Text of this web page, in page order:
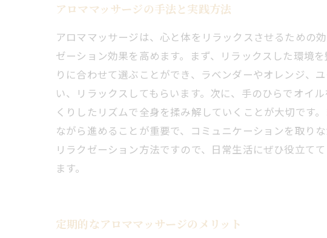
アロママッサージの手法と実践方法
アロママッサージは、心と体をリラックスさせるための
ゼーション効果を高めます。まず、リラックスした環境
りに合わせて選ぶことができ、ラベンダーやオレンジ、
い、リラックスしてもらいます。次に、手のひらでオイ
くりしたリズムで全身を揉み解していくことが大切です
ながら進めることが重要で、コミュニケーションを取り
リラクゼーション方法ですので、日常生活にぜひ役立て
ます。
定期的なアロママッサージのメリット